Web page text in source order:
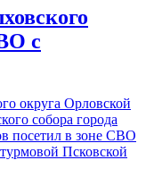
с
округа Орловской
собора города
посетил в зоне СВО
Псковской